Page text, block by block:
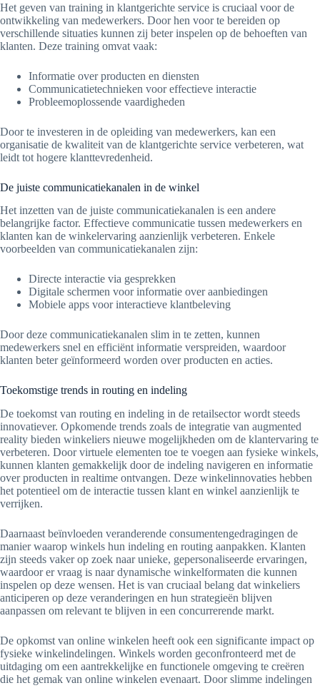
Het geven van training in klantgerichte service is cruciaal voor de
ontwikkeling van medewerkers. Door hen voor te bereiden op
verschillende situaties kunnen zij beter inspelen op de behoeften van
klanten. Deze training omvat vaak:
Informatie over producten en diensten
Communicatietechnieken voor effectieve interactie
Probleemoplossende vaardigheden
Door te investeren in de opleiding van medewerkers, kan een
organisatie de kwaliteit van de klantgerichte service verbeteren, wat
leidt tot hogere klanttevredenheid.
De juiste communicatiekanalen in de winkel
Het inzetten van de juiste communicatiekanalen is een andere
belangrijke factor. Effectieve communicatie tussen medewerkers en
klanten kan de winkelervaring aanzienlijk verbeteren. Enkele
voorbeelden van communicatiekanalen zijn:
Directe interactie via gesprekken
Digitale schermen voor informatie over aanbiedingen
Mobiele apps voor interactieve klantbeleving
Door deze communicatiekanalen slim in te zetten, kunnen
medewerkers snel en efficiënt informatie verspreiden, waardoor
klanten beter geïnformeerd worden over producten en acties.
Toekomstige trends in routing en indeling
De toekomst van routing en indeling in de retailsector wordt steeds
innovatiever. Opkomende trends zoals de integratie van augmented
reality bieden winkeliers nieuwe mogelijkheden om de klantervaring te
verbeteren. Door virtuele elementen toe te voegen aan fysieke winkels,
kunnen klanten gemakkelijk door de indeling navigeren en informatie
over producten in realtime ontvangen. Deze winkelinnovaties hebben
het potentieel om de interactie tussen klant en winkel aanzienlijk te
verrijken.
Daarnaast beïnvloeden veranderende consumentengedragingen de
manier waarop winkels hun indeling en routing aanpakken. Klanten
zijn steeds vaker op zoek naar unieke, gepersonaliseerde ervaringen,
waardoor er vraag is naar dynamische winkelformaten die kunnen
inspelen op deze wensen. Het is van cruciaal belang dat winkeliers
anticiperen op deze veranderingen en hun strategieën blijven
aanpassen om relevant te blijven in een concurrerende markt.
De opkomst van online winkelen heeft ook een significante impact op
fysieke winkelindelingen. Winkels worden geconfronteerd met de
uitdaging om een aantrekkelijke en functionele omgeving te creëren
die het gemak van online winkelen evenaart. Door slimme indelingen